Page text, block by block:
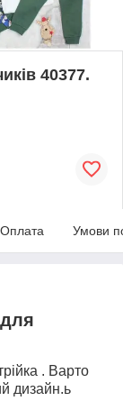
40377.
Оплата Умови
. Варто
дизайн.ь